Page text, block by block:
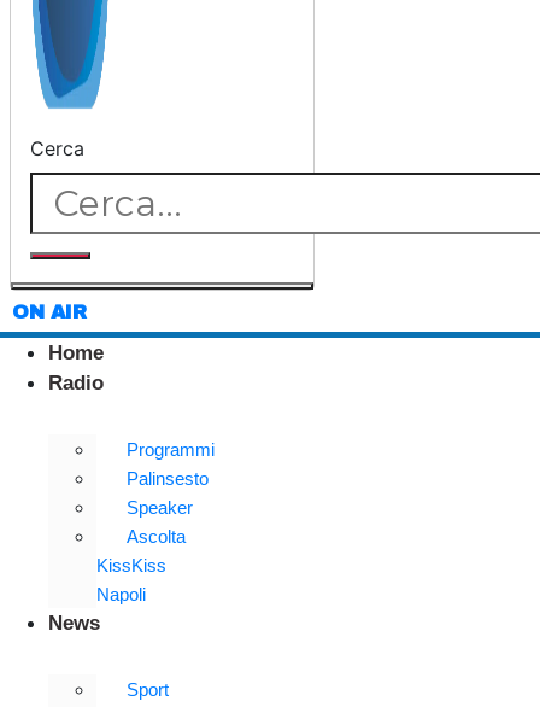
Cerca
ON AIR
Home
Radio
Programmi
Palinsesto
Speaker
Ascolta
KissKiss
Napoli
News
Sport